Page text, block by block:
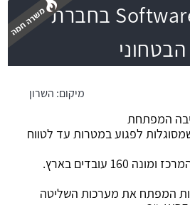
Software Developer בחברת
מיקום: השרון
המפתחת
לפגוע במטרות עד לטווח
החברה ממוקמת באזור המרכז ומונה 160 עובדים בארץ.
המפתח את מערכות השליטה